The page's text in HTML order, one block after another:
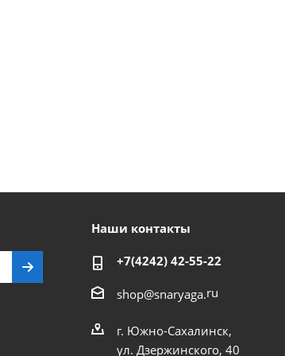
Наши контакты
+7(4242) 42-55-22
shop@snaryaga.ru
г. Южно-Сахалинск,
ул. Дзержинского, 40